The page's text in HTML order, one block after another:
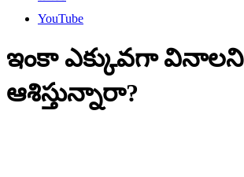
YouTube
ఇంకా ఎక్కువగా వినాలని
ఆశిస్తున్నారా?